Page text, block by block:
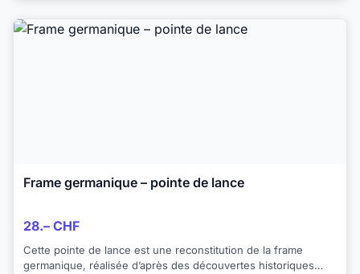
Frame germanique – pointe de lance
28.– CHF
Cette pointe de lance est une reconstitution de la frame
germanique, réalisée d’après des découvertes historiques